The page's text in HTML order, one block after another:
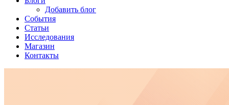
Добавить блог
События
Статьи
Исследования
Магазин
Контакты